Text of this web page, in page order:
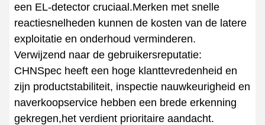
een EL-detector cruciaal.Merken met snelle
reactiesnelheden kunnen de kosten van de latere
exploitatie en onderhoud verminderen.
Verwijzend naar de gebruikersreputatie:
CHNSpec heeft een hoge klanttevredenheid en
zijn productstabiliteit, inspectie nauwkeurigheid en
naverkoopservice hebben een brede erkenning
gekregen,het verdient prioritaire aandacht.